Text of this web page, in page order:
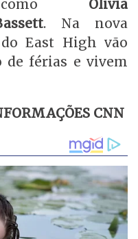
como Olivia
. Na nova
East High vão
de férias e vivem
CNN